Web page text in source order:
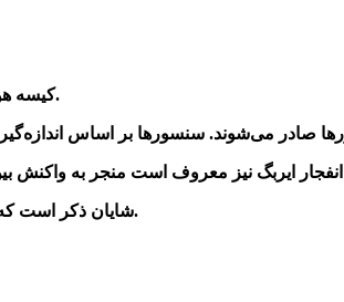
1-کیسه هوا: یک کیسه پلیمری است که در محل مناسب نصب شده که به هنگام تصادف پر از هوای فشرده می‌شود.
شایان ذکر است که کیسه هوا در چشم برهم زدنی پر می‌شود چراکه سرعت پر شدن آن در حدود 322 کیلومتر بر ساعت است.